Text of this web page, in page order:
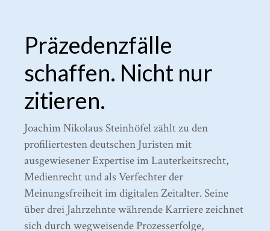
Präzedenzfälle
schaffen. Nicht nur
zitieren.
Joachim Nikolaus Steinhöfel zählt zu den
profiliertesten deutschen Juristen mit
ausgewiesener Expertise im Lauterkeitsrecht,
Medienrecht und als Verfechter der
Meinungsfreiheit im digitalen Zeitalter. Seine
über drei Jahrzehnte währende Karriere zeichnet
sich durch wegweisende Prozesserfolge,